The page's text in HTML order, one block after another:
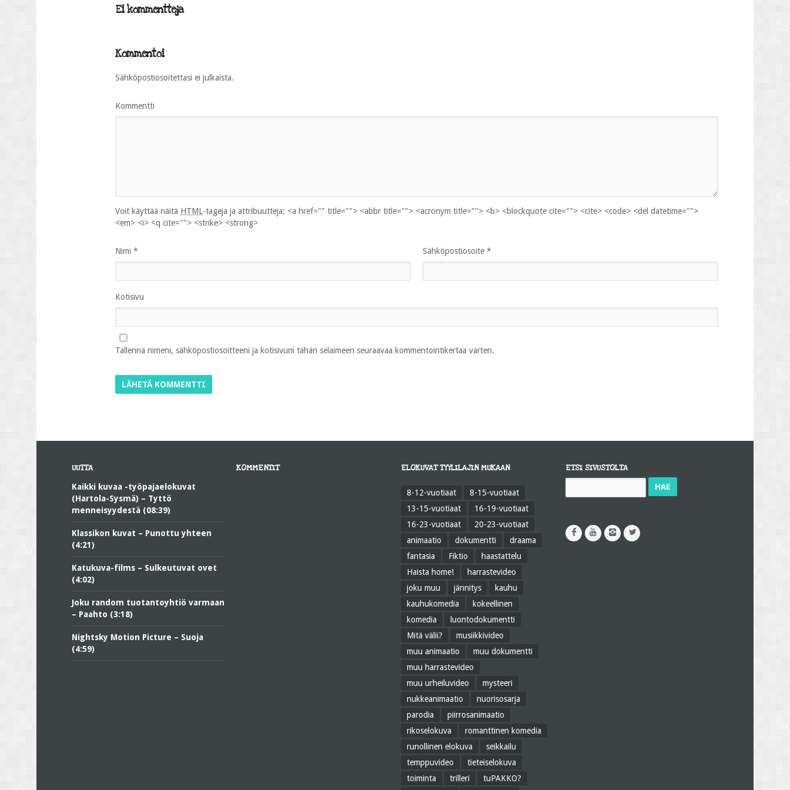
Ei kommentteja
Kommentoi
Sähköpostiosoitettasi ei julkaista.
Kommentti
Voit käyttää näitä HTML-tageja ja attribuutteja: <a href="" title=""> <abbr title=""> <acronym title=""> <b> <blockquote cite=""> <cite> <code> <del datetime="">
<em> <i> <q cite=""> <strike> <strong>
Nimi * Sähköpostiosoite *
Kotisivu
Tallenna nimeni, sähköpostiosoitteeni ja kotisivuni tähän selaimeen seuraavaa kommentointikertaa varten.
UUTTA
Kaikki kuvaa -työpajaelokuvat
(Hartola-Sysmä) – Tyttö
menneisyydestä (08:39)
Klassikon kuvat – Punottu yhteen
(4:21)
Katukuva-films – Sulkeutuvat ovet
(4:02)
Joku random tuotantoyhtiö varmaan
– Paahto (3:18)
Nightsky Motion Picture – Suoja
(4:59)
KOMMENTIT ELOKUVAT TYYLILAJIN MUKAAN
8-12-vuotiaat
8-15-vuotiaat
13-15-vuotiaat
16-19-vuotiaat
16-23-vuotiaat
20-23-vuotiaat
animaatio
dokumentti
draama
fantasia
Fiktio
haastattelu
Haista home!
harrastevideo
joku muu
jännitys
kauhu
kauhukomedia
kokeellinen
komedia
luontodokumentti
Mitä välii?
musiikkivideo
muu animaatio
muu dokumentti
muu harrastevideo
muu urheiluvideo
mysteeri
nukkeanimaatio
nuorisosarja
parodia
piirrosanimaatio
rikoselokuva
romanttinen komedia
runollinen elokuva
seikkailu
temppuvideo
tieteiselokuva
toiminta
trilleri
tuPAKKO?
ETSI SIVUSTOLTA